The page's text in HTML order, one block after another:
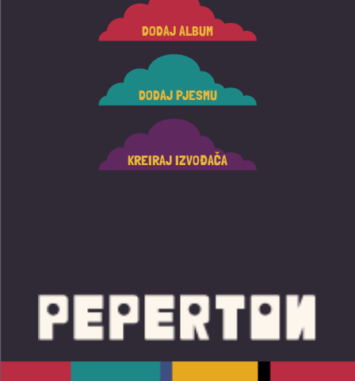
DODAJ ALBUM
DODAJ PJESMU
KREIRAJ IZVOĐAČA